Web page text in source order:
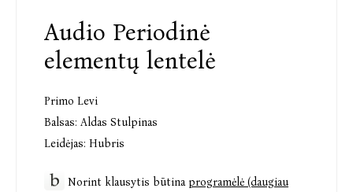
Audio Periodinė
elementų lentelė
Primo Levi
Balsas: Aldas Stulpinas
Leidėjas: Hubris
Norint klausytis būtinaprogramėlė (daugiau